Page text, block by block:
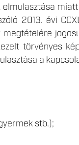
2013. évi
törvényes
a
stb.);